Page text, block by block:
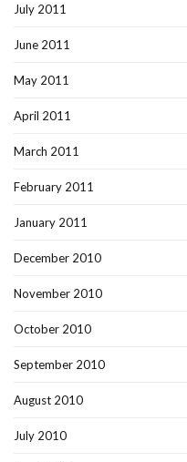
July 2011
June 2011
May 2011
April 2011
March 2011
February 2011
January 2011
December 2010
November 2010
October 2010
September 2010
August 2010
July 2010